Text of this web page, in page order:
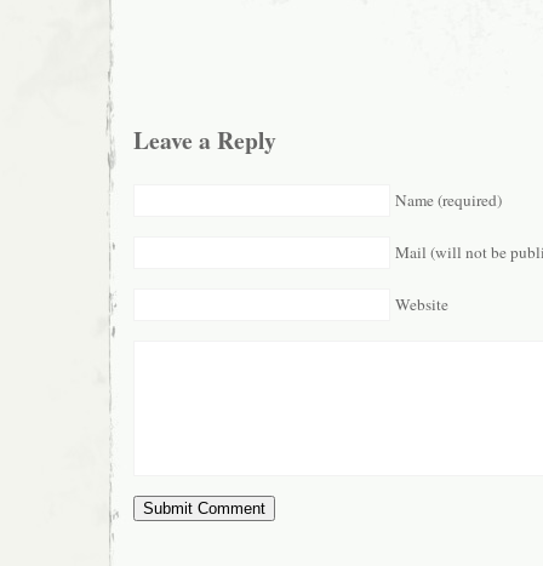
Leave a Reply
Name (required)
Mail (will not be
Website